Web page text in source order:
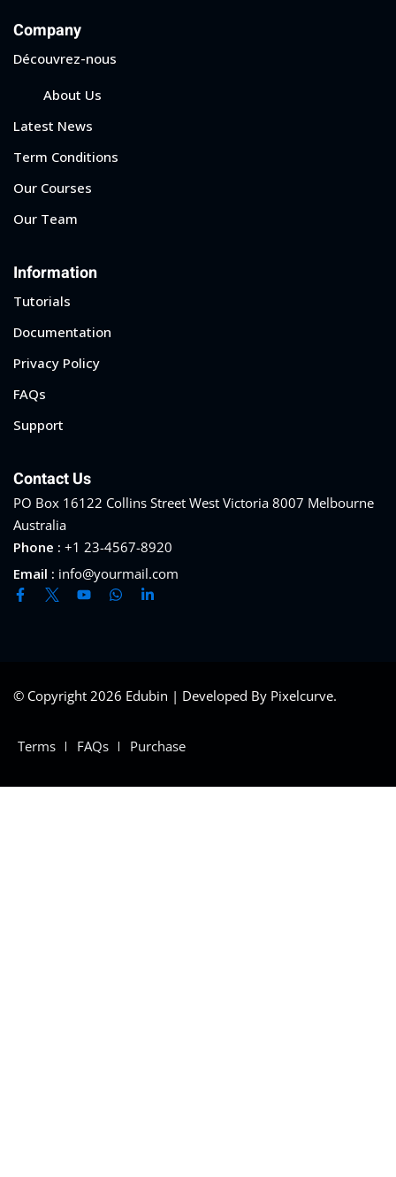
Company
Découvrez-nous
About Us
Latest News
Term Conditions
Our Courses
Our Team
Information
Tutorials
Documentation
Privacy Policy
FAQs
Support
Contact Us
PO Box 16122 Collins Street West Victoria 8007 Melbourne
Australia
Phone : +1 23-4567-8920
Email : info@yourmail.com
© Copyright 2026 Edubin | Developed By Pixelcurve.
Terms FAQs Purchase